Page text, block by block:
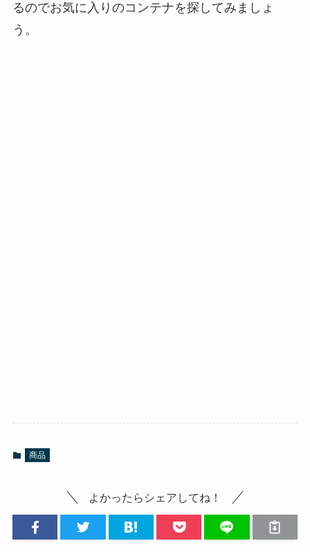
るのでお気に入りのコンテナを探してみましょ
う。
商品
よかったらシェアしてね！